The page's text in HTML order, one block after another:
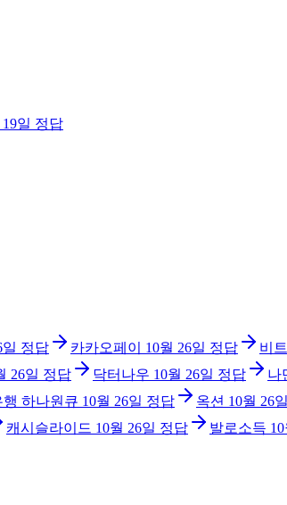
일 정답
정답 카카오페이 10월 26일 정답 비
26일 정답 닥터나우 10월 26일 정답 나
하나원큐 10월 26일 정답 옥션 10월 26일
캐시슬라이드 10월 26일 정답 발로소득